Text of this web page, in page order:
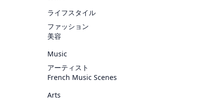
ライフスタイル
ファッション
美容
Music
アーティスト
French Music Scenes
Arts